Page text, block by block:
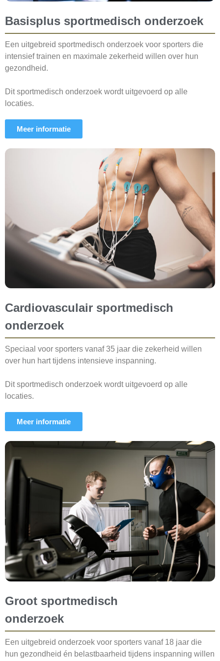
Basisplus sportmedisch onderzoek
Een uitgebreid sportmedisch onderzoek voor sporters die
intensief trainen en maximale zekerheid willen over hun
gezondheid.
Dit sportmedisch onderzoek wordt uitgevoerd op alle
locaties.
Meer informatie
Cardiovasculair sportmedisch
onderzoek
Speciaal voor sporters vanaf 35 jaar die zekerheid willen
over hun hart tijdens intensieve inspanning.
Dit sportmedisch onderzoek wordt uitgevoerd op alle
locaties.
Meer informatie
Groot sportmedisch
onderzoek
Een uitgebreid onderzoek voor sporters vanaf 18 jaar die
hun gezondheid én belastbaarheid tijdens inspanning willen